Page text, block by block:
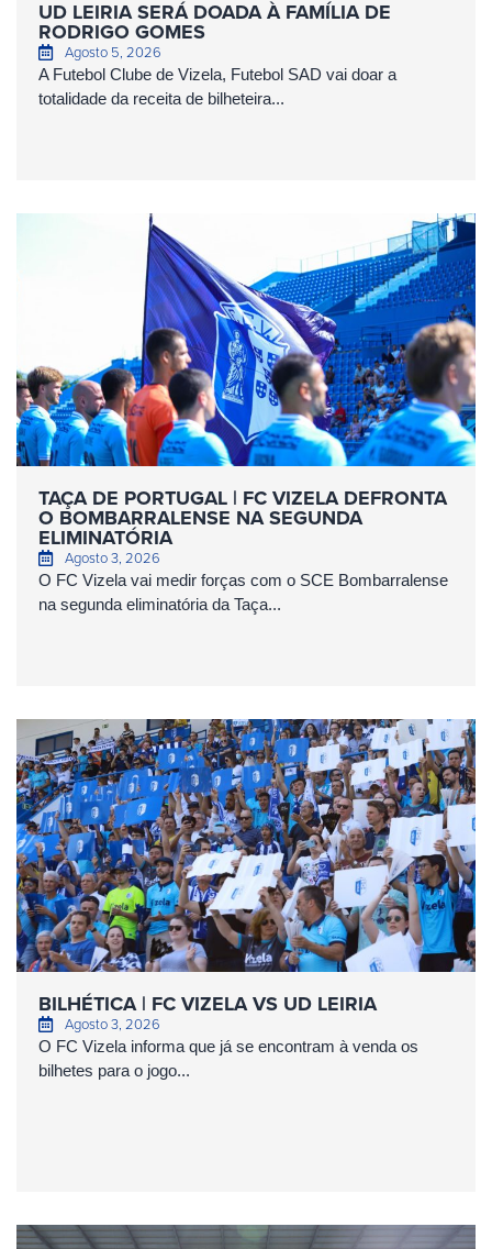
UD LEIRIA SERÁ DOADA À FAMÍLIA DE
RODRIGO GOMES
Agosto 5, 2026
A Futebol Clube de Vizela, Futebol SAD vai doar a
totalidade da receita de bilheteira...
TAÇA DE PORTUGAL | FC VIZELA DEFRONTA
O BOMBARRALENSE NA SEGUNDA
ELIMINATÓRIA
Agosto 3, 2026
O FC Vizela vai medir forças com o SCE Bombarralense
na segunda eliminatória da Taça...
BILHÉTICA | FC VIZELA VS UD LEIRIA
Agosto 3, 2026
O FC Vizela informa que já se encontram à venda os
bilhetes para o jogo...